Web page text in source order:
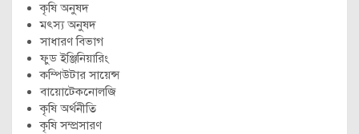
কৃষি অনুষদ
মৎস্য অনুষদ
সাধারণ বিভাগ
ফুড ইঞ্জিনিয়ারিং
কম্পিউটার সায়েন্স
বায়োটেকনোলজি
কৃষি অর্থনীতি
কৃষি সম্প্রসারণ